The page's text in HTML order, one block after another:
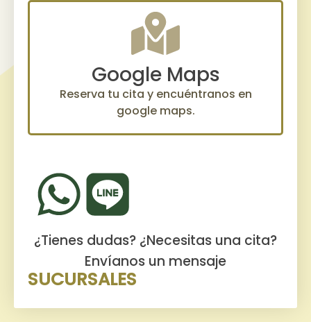
Google Maps
Reserva tu cita y encuéntranos en
google maps.
¿Tienes dudas? ¿Necesitas una cita?
Envíanos un mensaje
SUCURSALES